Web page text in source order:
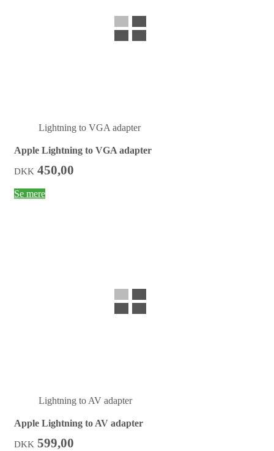
Lightning to VGA adapter
Apple Lightning to VGA adapter
DKK 450,00
Se mere
Lightning to AV adapter
Apple Lightning to AV adapter
DKK 599,00